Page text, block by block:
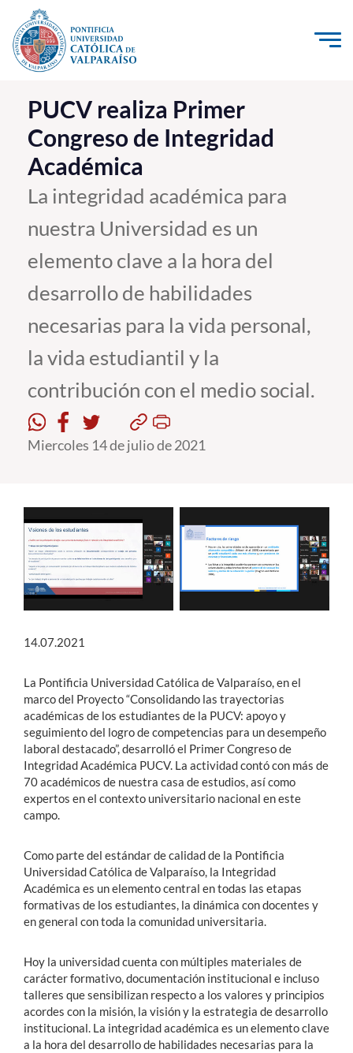
Click acá para ir directamente al contenido
La Universidad
Investigación, Creación e Innovación
PUCV Internacional
Vinculación con el Medio
Admisión
Pregrado
Estudiantes
Académicos
Funcionarios
English
PUCV realiza Primer
Congreso de Integridad
Académica
La integridad académica para
nuestra Universidad es un
elemento clave a la hora del
desarrollo de habilidades
necesarias para la vida personal,
la vida estudiantil y la
contribución con el medio social.
Miercoles 14 de julio de 2021
14.07.2021
La Pontificia Universidad Católica de Valparaíso, en el
marco del Proyecto “Consolidando las trayectorias
académicas de los estudiantes de la PUCV: apoyo y
seguimiento del logro de competencias para un desempeño
laboral destacado”, desarrolló el Primer Congreso de
Integridad Académica PUCV. La actividad contó con más de
70 académicos de nuestra casa de estudios, así como
expertos en el contexto universitario nacional en este
campo.
Como parte del estándar de calidad de la Pontificia
Universidad Católica de Valparaíso, la Integridad
Académica es un elemento central en todas las etapas
formativas de los estudiantes, la dinámica con docentes y
en general con toda la comunidad universitaria.
Hoy la universidad cuenta con múltiples materiales de
carácter formativo, documentación institucional e incluso
talleres que sensibilizan respecto a los valores y principios
acordes con la misión, la visión y la estrategia de desarrollo
institucional. La integridad académica es un elemento clave
a la hora del desarrollo de habilidades necesarias para la